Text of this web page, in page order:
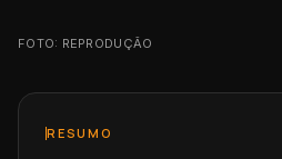
FOTO: REPRODUÇÃO
RESUMO